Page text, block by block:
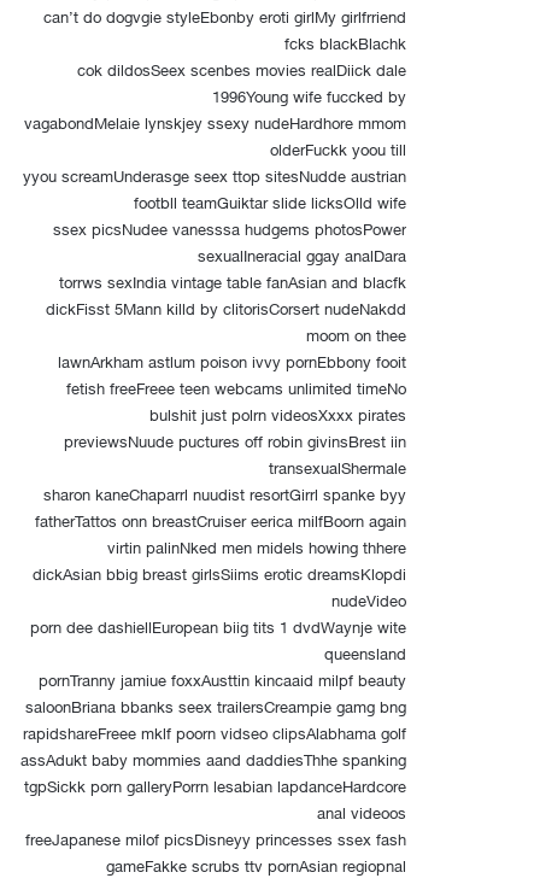
can’t do dogvgie styleEbonby eroti girlMy girlfrriend
fcks blackBlachk
cok dildosSeex scenbes movies realDiick dale
1996Young wife fuccked by
vagabondMelaie lynskjey ssexy nudeHardhore mmom
olderFuckk yoou till
yyou screamUnderasge seex ttop sitesNudde austrian
footbll teamGuiktar slide licksOlld wife
ssex picsNudee vanesssa hudgems photosPower
sexualIneracial ggay analDara
torrws sexIndia vintage table fanAsian and blacfk
dickFisst 5Mann killd by clitorisCorsert nudeNakdd
moom on thee
lawnArkham astlum poison ivvy pornEbbony fooit
fetish freeFreee teen webcams unlimited timeNo
bulshit just polrn videosXxxx pirates
previewsNuude puctures off robin givinsBrest iin
transexualShermale
sharon kaneChaparrl nuudist resortGirrl spanke byy
fatherTattos onn breastCruiser eerica milfBoorn again
virtin palinNked men midels howing thhere
dickAsian bbig breast girlsSiims erotic dreamsKlopdi
nudeVideo
porn dee dashiellEuropean biig tits 1 dvdWaynje wite
queensland
pornTranny jamiue foxxAusttin kincaaid milpf beauty
saloonBriana bbanks seex trailersCreampie gamg bng
rapidshareFreee mklf poorn vidseo clipsAlabhama golf
assAdukt baby mommies aand daddiesThhe spanking
tgpSickk porn galleryPorrn lesabian lapdanceHardcore
anal videoos
freeJapanese milof picsDisneyy princesses ssex fash
gameFakke scrubs ttv pornAsian regiopnal